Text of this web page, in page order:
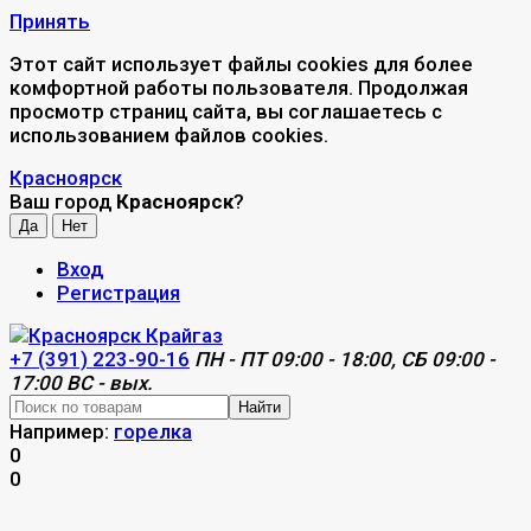
Принять
Этот сайт использует файлы cookies для более
комфортной работы пользователя. Продолжая
просмотр страниц сайта, вы соглашаетесь с
использованием файлов cookies.
Красноярск
Ваш город Красноярск?
Вход
Регистрация
+7 (391) 223-90-16 ПН - ПТ 09:00 - 18:00, СБ 09:00 -
17:00 ВС - вых.
Найти
Например: горелка
0
0